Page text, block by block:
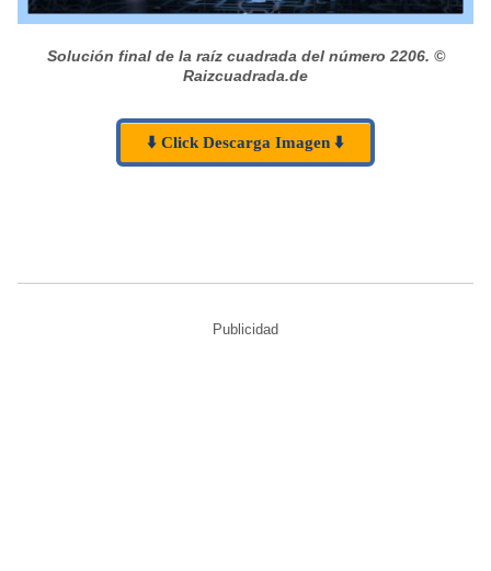
Solución final de la raíz cuadrada del número 2206. ©
Raizcuadrada.de
⬇️ Click Descarga Imagen ⬇️
Publicidad